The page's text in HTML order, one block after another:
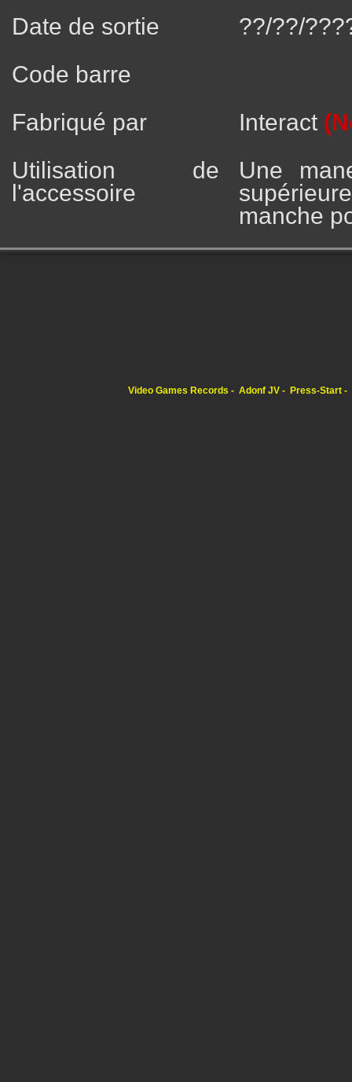
Date de sortie
??/??/
Code barre
Fabriqué par
Interact
Utilisation de
l'accessoire
Une
manche
Video Games Records Adonf JV Press-Start